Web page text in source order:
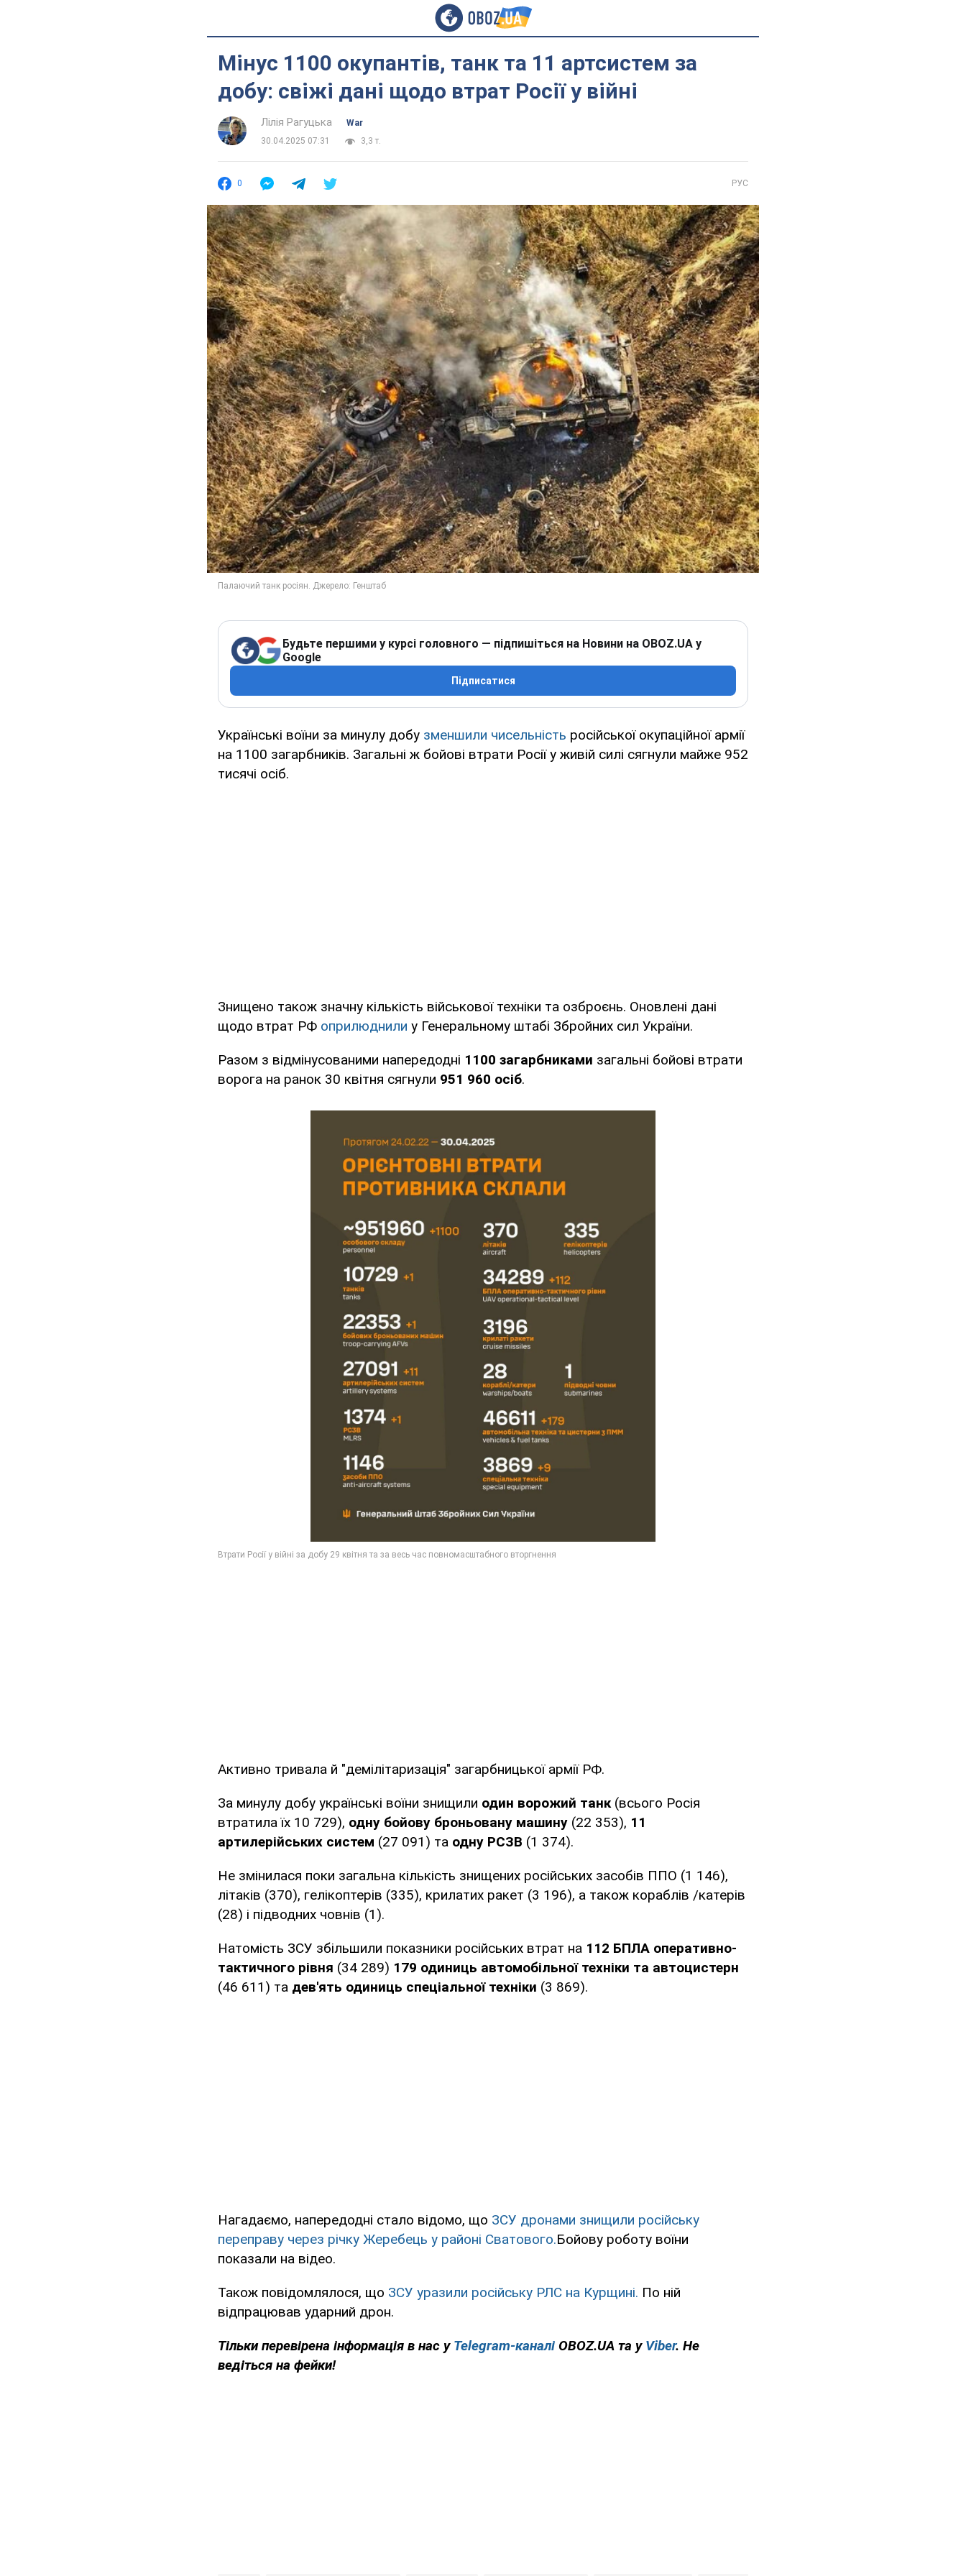
Мінус 1100 окупантів, танк та 11 артсистем за
добу: свіжі дані щодо втрат Росії у війні
Лілія Рагуцька
War
30.04.2025 07:31
3,3 т.
0 РУС
Будьте першими у курсі головного — підпишіться на Новини на OBOZ.UA у
Google
Підписатися
Українські воїни за минулу добу зменшили чисельність російської окупаційної армії
на 1100 загарбників. Загальні ж бойові втрати Росії у живій силі сягнули майже 952
тисячі осіб.
Знищено також значну кількість військової техніки та озброєнь. Оновлені дані
щодо втрат РФ оприлюднили у Генеральному штабі Збройних сил України.
Разом з відмінусованими напередодні 1100 загарбниками загальні бойові втрати
ворога на ранок 30 квітня сягнули 951 960 осіб.
Активно тривала й "демілітаризація" загарбницької армії РФ.
За минулу добу українські воїни знищили один ворожий танк(всього Росія
втратила їх 10 729), одну бойову броньовану машину (22 353), 11
артилерійських систем (27 091) та одну РСЗВ (1 374).
Не змінилася поки загальна кількість знищених російських засобів ППО (1 146),
літаків (370), гелікоптерів (335), крилатих ракет (3 196), а також кораблів /катерів
(28) і підводних човнів (1).
Натомість ЗСУ збільшили показники російських втрат на 112 БПЛА оперативно-
тактичного рівня (34 289) 179 одиниць автомобільної техніки та автоцистерн
(46 611) та дев'ять одиниць спеціальної техніки (3 869).
Нагадаємо, напередодні стало відомо, що ЗСУ дронами знищили російську
переправу через річку Жеребець у районі Сватового.Бойову роботу воїни
показали на відео.
Також повідомлялося, що ЗСУ уразили російську РЛС на Курщині. По ній
відпрацював ударний дрон.
Тільки перевірена інформація в нас у Telegram-каналі OBOZ.UA та у Viber. Не
ведіться на фейки!